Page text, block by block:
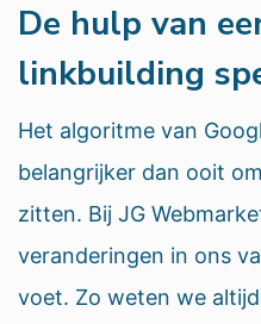
De hulp van
linkbuilding
Het algoritme van
belangrijker dan ooit
zitten. Bij JG
veranderingen in ons
voet. Zo weten we